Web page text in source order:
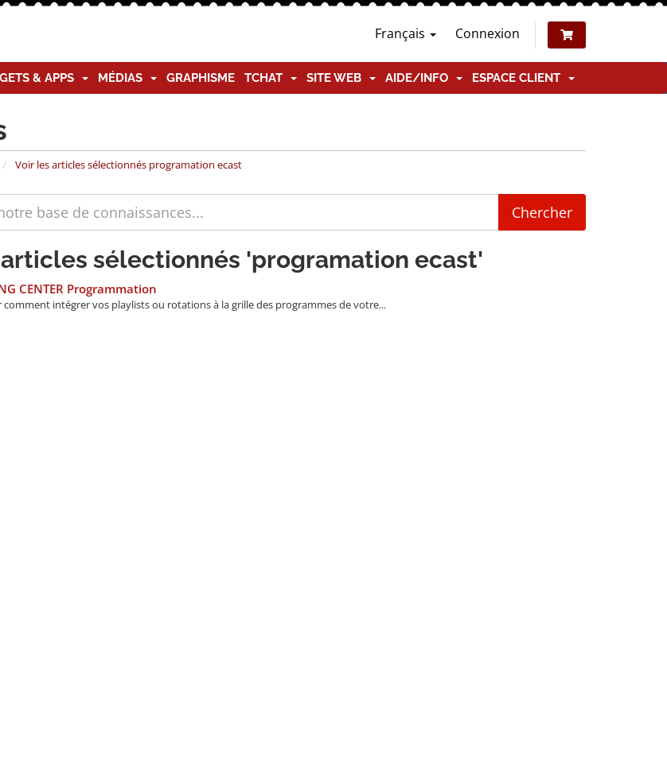
Français Connexion
& APPS MÉDIAS GRAPHISME TCHAT SITE WEB AIDE/INFO ESPACE CLIENT
Voir les articles sélectionnés programation ecast
sélectionnés 'programation ecast'
CENTER Programmation
intégrer vos playlists ou rotations à la grille des programmes de votre...